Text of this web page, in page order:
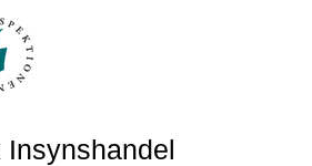
Insynshandel